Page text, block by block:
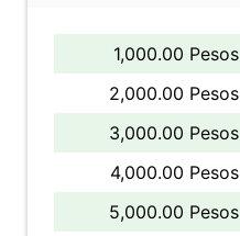
1,000.00 Pesos
2,000.00 Pesos
3,000.00 Pesos
4,000.00 Pesos
5,000.00 Pesos